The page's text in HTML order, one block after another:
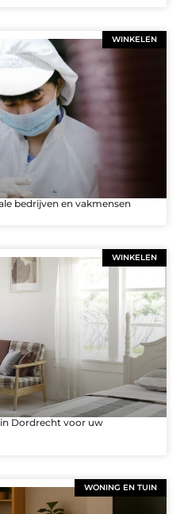
WINKELEN
bedrijven en vakmensen
WINKELEN
Dordrecht voor uw
WONING EN TUIN